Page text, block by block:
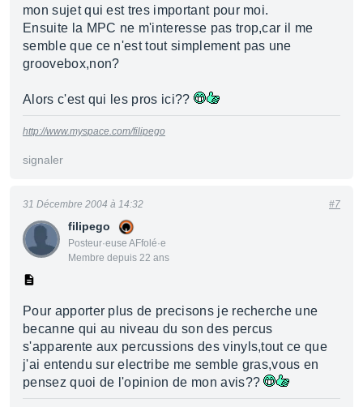
mon sujet qui est tres important pour moi.
Ensuite la MPC ne m'interesse pas trop,car il me
semble que ce n'est tout simplement pas une
groovebox,non?
Alors c'est qui les pros ici??
http://www.myspace.com/filipego
signaler
filipego
Posteur·euse AFfolé·e
Membre depuis 22 ans
31 Décembre 2004 à 14:32 #7
Pour apporter plus de precisons je recherche une
becanne qui au niveau du son des percus
s'apparente aux percussions des vinyls,tout ce que
j'ai entendu sur electribe me semble gras,vous en
pensez quoi de l'opinion de mon avis??